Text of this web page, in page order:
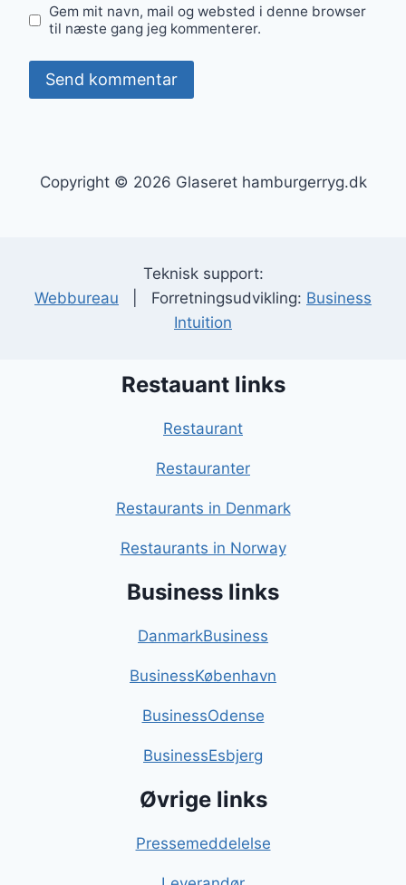
Gem mit navn, mail og websted i denne browser
til næste gang jeg kommenterer.
Copyright © 2026 Glaseret hamburgerryg.dk
Teknisk support:
Webbureau | Forretningsudvikling: Business
Intuition
Restauant links
Restaurant
Restauranter
Restaurants in Denmark
Restaurants in Norway
Business links
DanmarkBusiness
BusinessKøbenhavn
BusinessOdense
BusinessEsbjerg
Øvrige links
Pressemeddelelse